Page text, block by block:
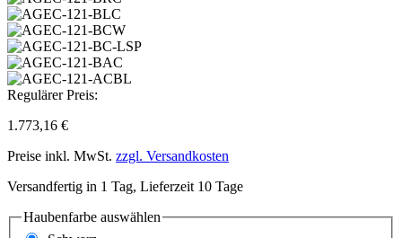
Regulärer Preis:
1.773,16 €
Preise inkl. MwSt. zzgl. Versandkosten
Versandfertig in 1 Tag, Lieferzeit 10 Tage
Haubenfarbe auswählen